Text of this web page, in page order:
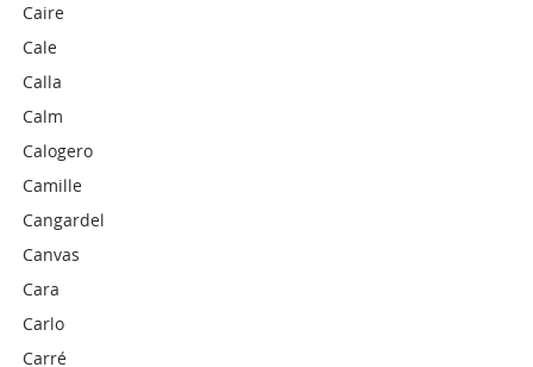
Caire
Cale
Calla
Calm
Calogero
Camille
Cangardel
Canvas
Cara
Carlo
Carré